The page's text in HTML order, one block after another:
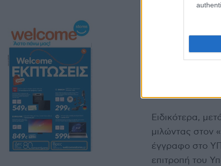
Στην
συχνής
Εορδαίας, με
Ειδικότερα,
μιλώντας στον
έγγραφο στο
επιτροπή του